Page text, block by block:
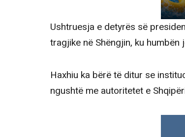
Ushtruesja e detyrës së
tragjike në Shëngjin, ku
Haxhiu ka bërë të ditur se
ngushtë me autoritetet e